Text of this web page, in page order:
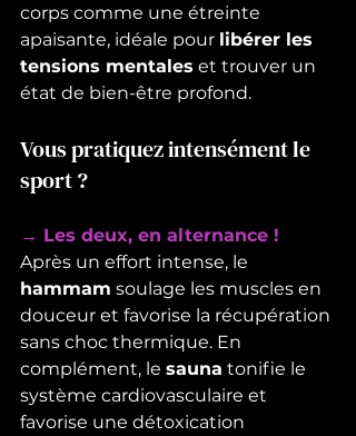
corps comme une étreinte
apaisante, idéale pour libérer les
tensions mentales et trouver un
état de bien-être profond.
Vous pratiquez intensément le
sport ?
→ Les deux, en alternance !
Après un effort intense, le
hammam soulage les muscles en
douceur et favorise la récupération
sans choc thermique. En
complément, le sauna tonifie le
système cardiovasculaire et
favorise une détoxication